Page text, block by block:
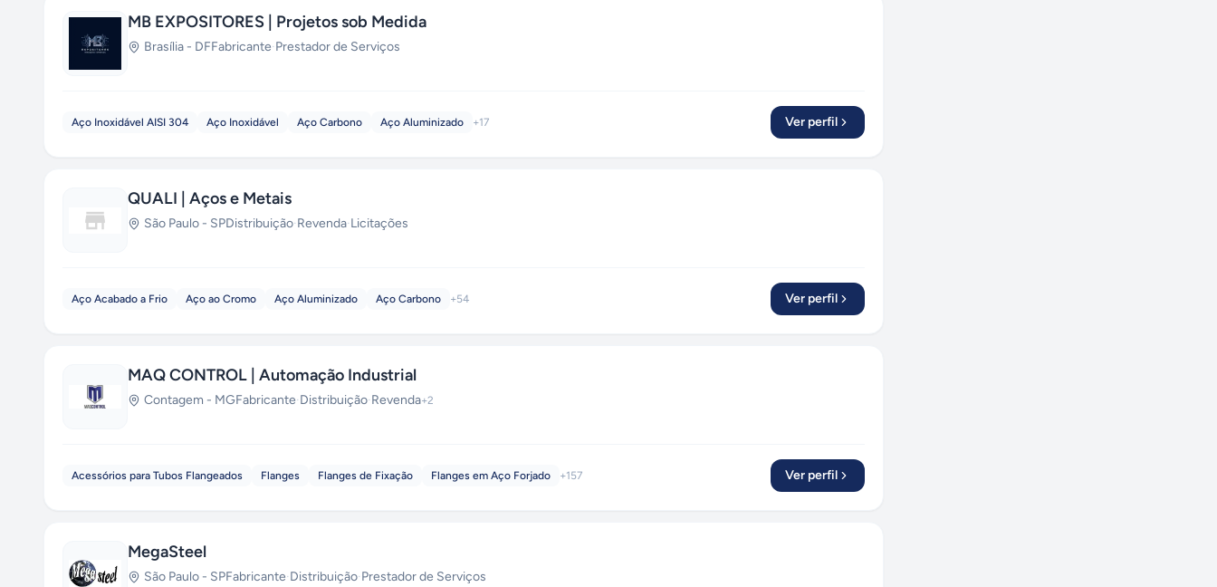
MB EXPOSITORES | Projetos sob Medida
Brasília - DFFabricante·Prestador de Serviços
Aço Inoxidável AISI 304 Aço Inoxidável Aço Carbono Aço Aluminizado +17 Ver perfil
QUALI | Aços e Metais
São Paulo - SPDistribuição·Revenda·Licitações
Aço Acabado a Frio Aço ao Cromo Aço Aluminizado Aço Carbono +54 Ver perfil
MAQ CONTROL | Automação Industrial
Contagem - MGFabricante·Distribuição·Revenda+2
Acessórios para Tubos Flangeados Flanges Flanges de Fixação Flanges em Aço Forjado +157 Ver perfil
MegaSteel
São Paulo - SPFabricante·Distribuição·Prestador de Serviços